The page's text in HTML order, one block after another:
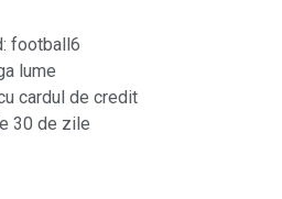
football6
lume
cardul de credit
30 de zile